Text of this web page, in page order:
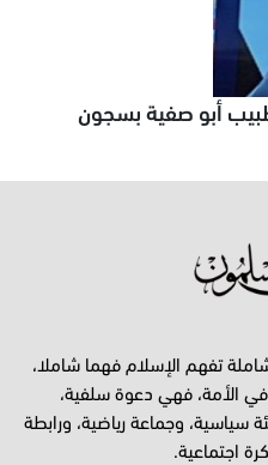
أبو صفية بسجون
تفهم الإسلام فهما شاملا،
الأمة، فهي دعوة سلفية،
سياسية، وجماعة رياضية، ورابطة
اجتماعية.